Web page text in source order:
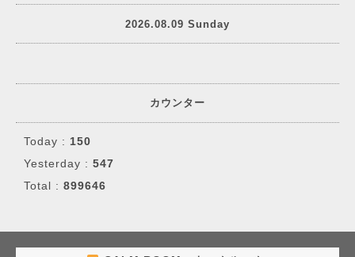
2026.08.09 Sunday
カウンター
Today : 150
Yesterday : 547
Total : 899646